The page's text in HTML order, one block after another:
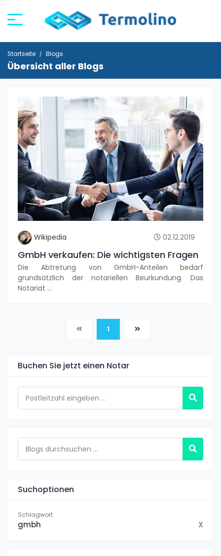
Startseite Blogs
Übersicht aller Blogs
Wikipedia 02.12.2019
GmbH verkaufen: Die wichtigsten Fragen
Die Abtretung von GmbH-Anteilen bedarf
grundsätzlich der notariellen Beurkundung. Das
Notariat …
1(current)
Buchen Sie jetzt einen Notar
Suchoptionen
Schlagwort
gmbh X